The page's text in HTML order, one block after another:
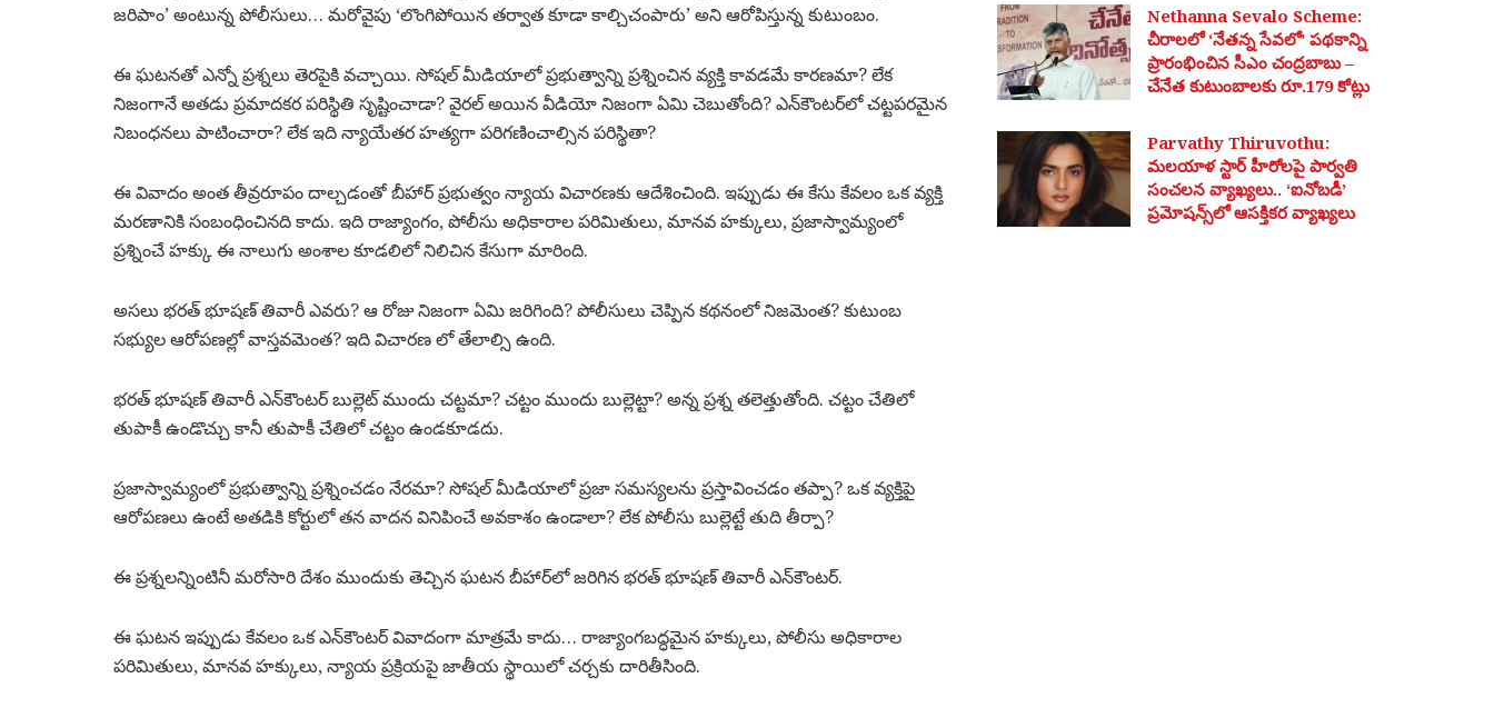
జరిపాం’ అంటున్న పోలీసులు… మరోవైపు ‘లొంగిపోయిన తర్వాత కూడా కాల్చిచంపారు’ అని ఆరోపిస్తున్న కుటుంబం.
ఈ ఘటనతో ఎన్నో ప్రశ్నలు తెరపైకి వచ్చాయి. సోషల్ మీడియాలో ప్రభుత్వాన్ని ప్రశ్నించిన వ్యక్తి కావడమే కారణమా? లేక
నిజంగానే అతడు ప్రమాదకర పరిస్థితి సృష్టించాడా? వైరల్ అయిన వీడియో నిజంగా ఏమి చెబుతోంది? ఎన్‌కౌంటర్‌లో చట్టపరమైన
నిబంధనలు పాటించారా? లేక ఇది న్యాయేతర హత్యగా పరిగణించాల్సిన పరిస్థితా?
ఈ వివాదం అంత తీవ్రరూపం దాల్చడంతో బీహార్ ప్రభుత్వం న్యాయ విచారణకు ఆదేశించింది. ఇప్పుడు ఈ కేసు కేవలం ఒక వ్యక్తి
మరణానికి సంబంధించినది కాదు. ఇది రాజ్యాంగం, పోలీసు అధికారాల పరిమితులు, మానవ హక్కులు, ప్రజాస్వామ్యంలో
ప్రశ్నించే హక్కు ఈ నాలుగు అంశాల కూడలిలో నిలిచిన కేసుగా మారింది.
అసలు భరత్ భూషణ్ తివారీ ఎవరు? ఆ రోజు నిజంగా ఏమి జరిగింది? పోలీసులు చెప్పిన కథనంలో నిజమెంత? కుటుంబ
సభ్యుల ఆరోపణల్లో వాస్తవమెంత? ఇది విచారణ లో తేలాల్సి ఉంది.
భరత్ భూషణ్ తివారీ ఎన్‌కౌంటర్ బుల్లెట్ ముందు చట్టమా? చట్టం ముందు బుల్లెట్టా? అన్న ప్రశ్న తలెత్తుతోంది. చట్టం చేతిలో
తుపాకీ ఉండొచ్చు కానీ తుపాకీ చేతిలో చట్టం ఉండకూడదు.
ప్రజాస్వామ్యంలో ప్రభుత్వాన్ని ప్రశ్నించడం నేరమా? సోషల్ మీడియాలో ప్రజా సమస్యలను ప్రస్తావించడం తప్పా? ఒక వ్యక్తిపై
ఆరోపణలు ఉంటే అతడికి కోర్టులో తన వాదన వినిపించే అవకాశం ఉండాలా? లేక పోలీసు బుల్లెట్టే తుది తీర్పా?
ఈ ప్రశ్నలన్నింటినీ మరోసారి దేశం ముందుకు తెచ్చిన ఘటన బీహార్‌లో జరిగిన భరత్ భూషణ్ తివారీ ఎన్‌కౌంటర్.
ఈ ఘటన ఇప్పుడు కేవలం ఒక ఎన్‌కౌంటర్ వివాదంగా మాత్రమే కాదు… రాజ్యాంగబద్ధమైన హక్కులు, పోలీసు అధికారాల
పరిమితులు, మానవ హక్కులు, న్యాయ ప్రక్రియపై జాతీయ స్థాయిలో చర్చకు దారితీసింది.
Nethanna Sevalo Scheme:
చీరాలలో ‘నేతన్న సేవలో’ పథకాన్ని
ప్రారంభించిన సీఎం చంద్రబాబు –
చేనేత కుటుంబాలకు రూ.179 కోట్లు
Parvathy Thiruvothu:
మలయాళ స్టార్ హీరోలపై పార్వతి
సంచలన వ్యాఖ్యలు.. ‘ఐనోబడీ’
ప్రమోషన్స్‌లో ఆసక్తికర వ్యాఖ్యలు